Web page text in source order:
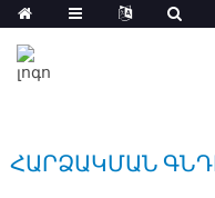
ՀԱՐՁԱԿՄԱՆ